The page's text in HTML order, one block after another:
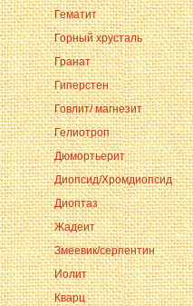
Гематит
Горный хрусталь
Гранат
Гиперстен
Говлит/ магнезит
Гелиотроп
Дюмортьерит
Диопсид/Хромдиопсид
Диоптаз
Жадеит
Змеевик/серпентин
Иолит
Кварц